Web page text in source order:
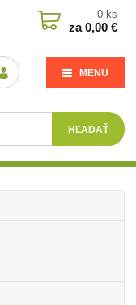
MENU
HĽADAŤ
0 ks
za0,00 €